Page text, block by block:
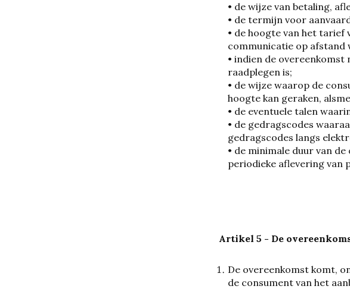
• de wijze van betaling,
• de termijn voor
• de hoogte van het
communicatie op afstand
• indien de
raadplegen is;
• de wijze waarop de
hoogte kan geraken,
• de eventuele talen
• de gedragscodes
gedragscodes langs
• de minimale duur van
periodieke aflevering van
Artikel 5 - De
De overeenkomst komt,
de consument van het